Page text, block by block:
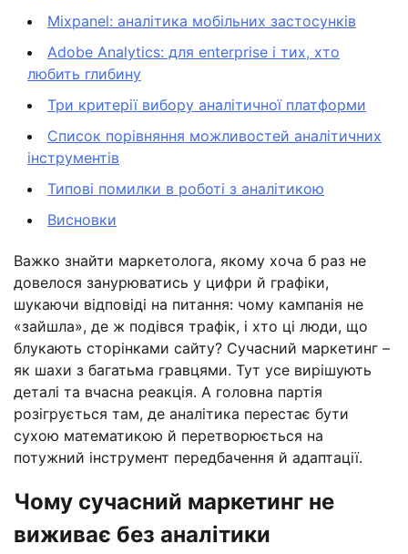
Mixpanel: аналітика мобільних застосунків
Adobe Analytics: для enterprise і тих, хто
любить глибину
Три критерії вибору аналітичної платформи
Список порівняння можливостей аналітичних
інструментів
Типові помилки в роботі з аналітикою
Висновки
Важко знайти маркетолога, якому хоча б раз не
довелося занурюватись у цифри й графіки,
шукаючи відповіді на питання: чому кампанія не
«зайшла», де ж подівся трафік, і хто ці люди, що
блукають сторінками сайту? Сучасний маркетинг –
як шахи з багатьма гравцями. Тут усе вирішують
деталі та вчасна реакція. А головна партія
розігрується там, де аналітика перестає бути
сухою математикою й перетворюється на
потужний інструмент передбачення й адаптації.
Чому сучасний маркетинг не
виживає без аналітики